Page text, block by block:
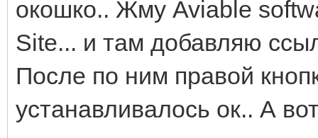
окошко.. Жму Aviable
Site... и там добавляю
После по ним правой
устанавливалось ок.. А